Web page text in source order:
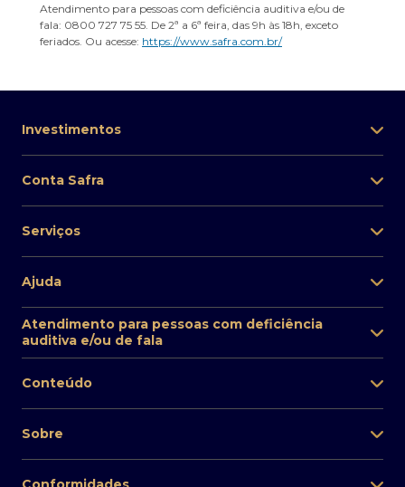
Atendimento para pessoas com deficiência auditiva e/ou de
fala: 0800 727 75 55. De 2ª a 6ª feira, das 9h às 18h, exceto
feriados. Ou acesse: https://www.safra.com.br/
Investimentos
Conta Safra
Serviços
Ajuda
Atendimento para pessoas com deficiência
auditiva e/ou de fala
Conteúdo
Sobre